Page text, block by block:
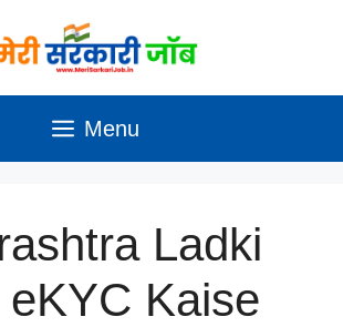
Menu
Ladki
eKYC Kaise